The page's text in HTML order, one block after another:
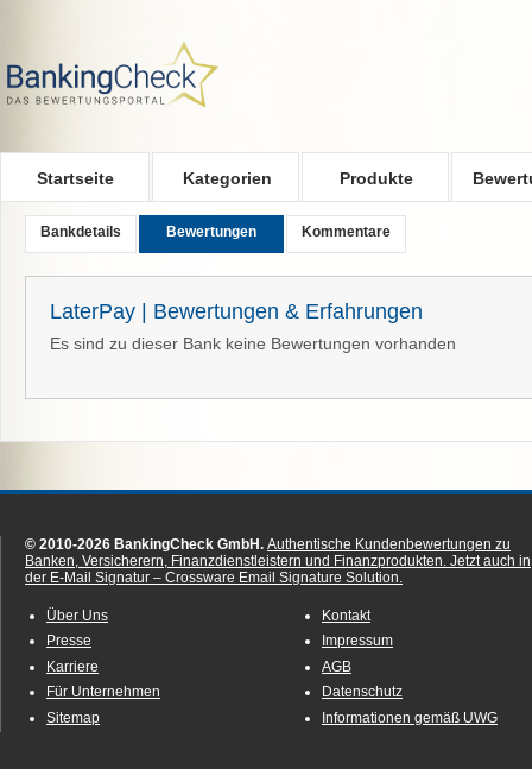
Startseite Kategorien Produkte
Bankdetails Bewertungen Kommentare
LaterPay | Bewertungen & Erfahrungen
Es sind zu dieser Bank keine Bewertungen vorhanden
© 2010-2026 BankingCheck GmbH. Authentische Kundenbewertungen zu
Banken, Versicherern, Finanzdienstleistern und Finanzprodukten. Jetzt auch in
der E-Mail Signatur – Crossware Email Signature Solution.
Über Uns
Presse
Karriere
Für Unternehmen
Sitemap
Kontakt
Impressum
AGB
Datenschutz
Informationen gemäß UWG